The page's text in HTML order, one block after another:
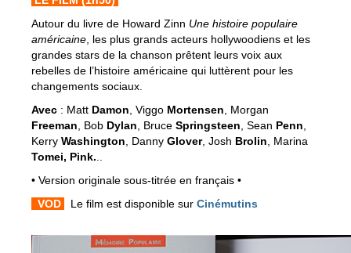
Autour du livre de Howard Zinn Une histoire populaire
américaine, les plus grands acteurs hollywoodiens et les
grandes stars de la chanson prêtent leurs voix aux
rebelles de l’histoire américaine qui luttèrent pour les
changements sociaux.
Avec : Matt Damon, Viggo Mortensen, Morgan
Freeman, Bob Dylan, Bruce Springsteen, Sean Penn,
Kerry Washington, Danny Glover, Josh Brolin, Marina
Tomei, Pink...
• Version originale sous-titrée en français •
VOD
Le film est disponible sur Cinémutins